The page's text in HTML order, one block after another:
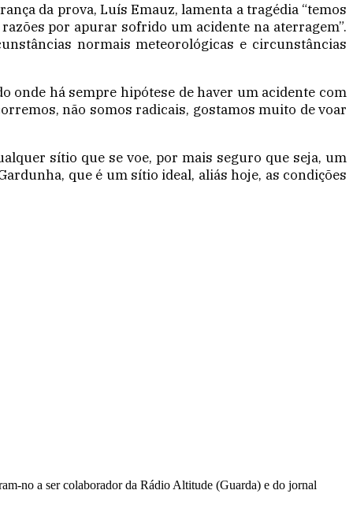
da prova, Luís Emauz, lamenta a tragédia “temos
por apurar sofrido um acidente na aterragem”.
normais meteorológicas e circunstâncias
onde há sempre hipótese de haver um acidente com
não somos radicais, gostamos muito de voar
sítio que se voe, por mais seguro que seja, um
que é um sítio ideal, aliás hoje, as condições
no a ser colaborador da Rádio Altitude (Guarda) e do jornal